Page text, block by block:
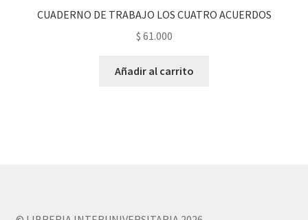
CUADERNO DE TRABAJO LOS CUATRO ACUERDOS
$ 61.000
Añadir al carrito